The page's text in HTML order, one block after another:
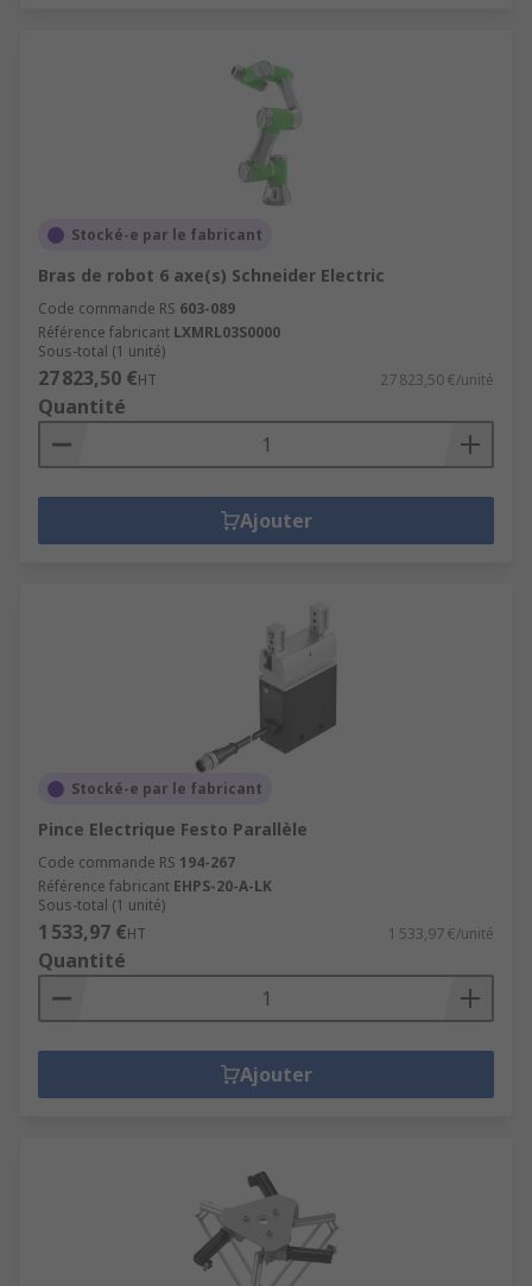
Stocké-e par le fabricant
Bras de robot 6 axe(s) Schneider Electric
Code commande RS 603-089
Référence fabricant LXMRL03S0000
Sous-total (1 unité)
27 823,50 €HT 27 823,50 €/unité
Quantité
Ajouter
Stocké-e par le fabricant
Pince Electrique Festo Parallèle
Code commande RS 194-267
Référence fabricant EHPS-20-A-LK
Sous-total (1 unité)
1 533,97 €HT 1 533,97 €/unité
Quantité
Ajouter